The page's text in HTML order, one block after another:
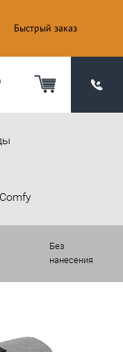
Быстрый заказ
Без
нанесения